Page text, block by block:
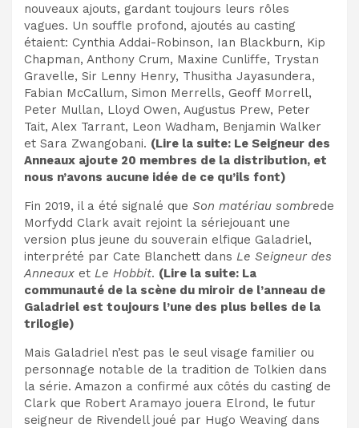
nouveaux ajouts, gardant toujours leurs rôles
vagues. Un souffle profond, ajoutés au casting
étaient: Cynthia Addai-Robinson, Ian Blackburn, Kip
Chapman, Anthony Crum, Maxine Cunliffe, Trystan
Gravelle, Sir Lenny Henry, Thusitha Jayasundera,
Fabian McCallum, Simon Merrells,​ Geoff Morrell,
Peter Mullan, Lloyd Owen, Augustus Prew, Peter
Tait, Alex Tarrant, Leon Wadham, Benjamin Walker
et Sara Zwangobani. (Lire la suite: Le Seigneur des
Anneaux ajoute 20 membres de la distribution, et
nous n’avons aucune idée de ce qu’ils font)
Fin 2019, il a été signalé que Son matériau sombrede
Morfydd Clark avait rejoint la sériejouant une
version plus jeune du souverain elfique Galadriel,
interprété par Cate Blanchett dans Le Seigneur des
Anneaux et Le Hobbit. (Lire la suite: La
communauté de la scène du miroir de l’anneau de
Galadriel est toujours l’une des plus belles de la
trilogie)
Mais Galadriel n’est pas le seul visage familier ou
personnage notable de la tradition de Tolkien dans
la série. Amazon a confirmé aux côtés du casting de
Clark que Robert Aramayo jouera Elrond, le futur
seigneur de Rivendell joué par Hugo Weaving dans